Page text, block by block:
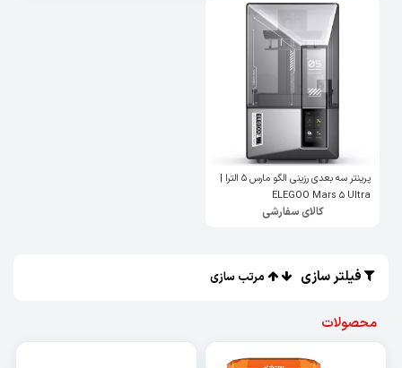
پرینتر سه بعدی رزینی الگو مارس 5 الترا |
ELEGOO Mars 5 Ultra
کالای سفارشی
فیلتر سازی مرتب سازی
محصولات